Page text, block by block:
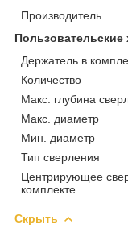
Производитель
Пользовательские
Держатель в
Количество
Макс. глубина
Макс. диаметр
Мин. диаметр
Тип сверления
Центрирующее
комплекте
Скрыть